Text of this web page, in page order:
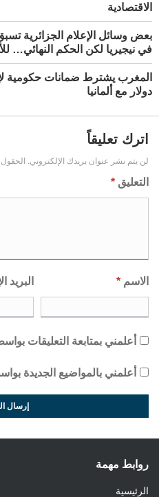
الاقتصادية
بعض وسائل الإعلام الجزائرية
في نيجيريا لكن الحكم النهائي…
دولار مع ألمانيا
اترك تعليقاً
لن يتم نشر عنوان بريدك الإلكتروني. الحقول
التعليق *
الاسم * البريد
أعلمني بمتابعة التعليقات
أعلمني بالمواضيع الجديدة
روابط مهمة
الرئيسية